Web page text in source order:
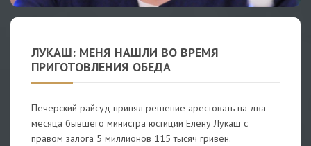
ЛУКАШ: МЕНЯ НАШЛИ ВО ВРЕМЯ
ПРИГОТОВЛЕНИЯ ОБЕДА
Печерский райсуд принял решение арестовать на два
месяца бывшего министра юстиции Елену Лукаш с
правом залога 5 миллионов 115 тысяч гривен.